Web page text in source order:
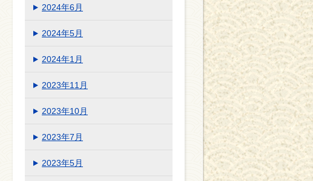
2024年6月
2024年5月
2024年1月
2023年11月
2023年10月
2023年7月
2023年5月